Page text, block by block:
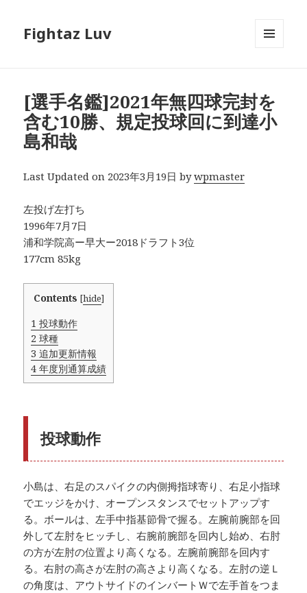
Fightaz Luv
[選手名鑑]2021年無四球完封を
含む10勝、規定投球回に到達小
島和哉
Last Updated on 2023年3月19日 bywpmaster
左投げ左打ち
1996年7月7日
浦和学院高ー早大ー2018ドラフト3位
177cm 85kg
Contents [hide]
1 投球動作
2 球種
3 追加更新情報
4 年度別通算成績
投球動作
小島は、右足のスパイクの内側拇指球寄り、右足小指球
でエッジをかけ、オープンスタンスでセットアップす
る。ボールは、左手中指基節骨で握る。左腕前腕部を回
外して左肘をヒッチし、右腕前腕部を回内し始め、右肘
の方が左肘の位置より高くなる。左腕前腕部を回内す
る。右肘の高さが左肘の高さより高くなる。左肘の逆Ｌ
の角度は、アウトサイドのインバートＷで左手首をつま